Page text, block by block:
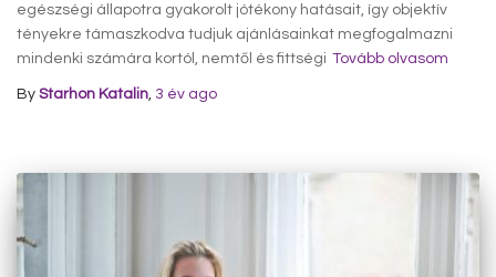
egészségi állapotra gyakorolt jótékony hatásait, így objektív
tényekre támaszkodva tudjuk ajánlásainkat megfogalmazni
mindenki számára kortól, nemtől és fittségi Tovább olvasom
By Starhon Katalin 3 év ago